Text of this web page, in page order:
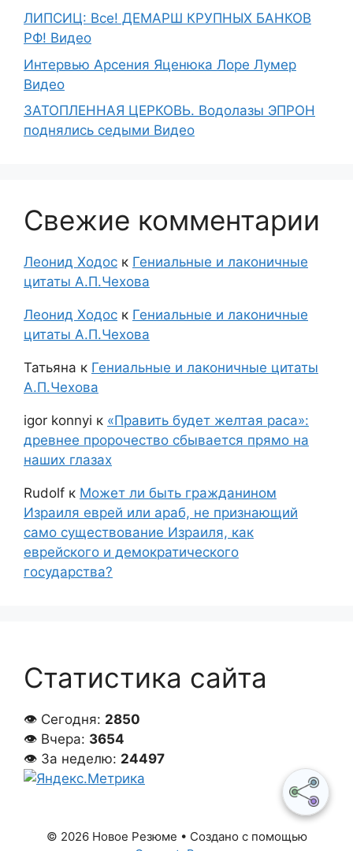
ЛИПСИЦ: Все! ДЕМАРШ КРУПНЫХ БАНКОВ
РФ! Видео
Интервью Арсения Яценюка Лоре Лумер
Видео
ЗАТОПЛЕННАЯ ЦЕРКОВЬ. Водолазы ЭПРОН
поднялись седыми Видео
Свежие комментарии
Леонид Ходос к Гениальные и лаконичные
цитаты А.П.Чехова
Леонид Ходос к Гениальные и лаконичные
цитаты А.П.Чехова
Татьяна к Гениальные и лаконичные цитаты
А.П.Чехова
igor konnyi к «Править будет желтая раса»:
древнее пророчество сбывается прямо на
наших глазах
Rudolf к Может ли быть гражданином
Израиля еврей или араб, не признающий
само существование Израиля, как
еврейского и демократического
государства?
Статистика сайта
👁 Сегодня: 2850
👁 Вчера: 3654
👁 За неделю: 24497
© 2026 Новое Резюме • Создано с помощью